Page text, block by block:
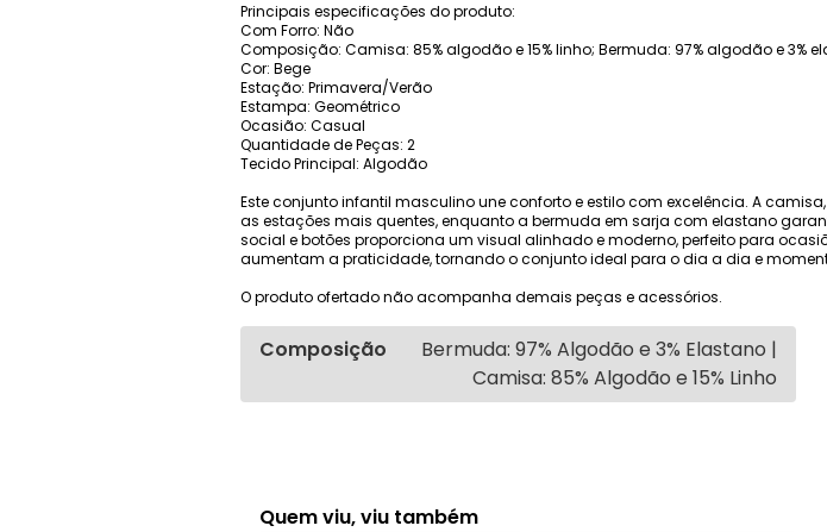
Principais especificações do produto:
Com Forro: Não
Composição: Camisa: 85% algodão e 15% linho; Bermuda: 97% algodão e 3%
Cor: Bege
Estação: Primavera/Verão
Estampa: Geométrico
Ocasião: Casual
Quantidade de Peças: 2
Tecido Principal: Algodão
Este conjunto infantil masculino une conforto e estilo com excelência. A
as estações mais quentes, enquanto a bermuda em sarja com elastano
social e botões proporciona um visual alinhado e moderno, perfeito para
aumentam a praticidade, tornando o conjunto ideal para o dia a dia e
O produto ofertado não acompanha demais peças e acessórios.
Composição
Bermuda: 97% Algodão e 3% Elastano |
Camisa: 85% Algodão e 15% Linho
Quem viu, viu também